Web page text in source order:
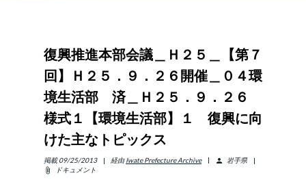
info_outline リソース
アバウト
ENGLISH
復興推進本部会議＿Ｈ２５＿【第７
回】Ｈ２５．９．２６開催＿０４環
境生活部 済＿Ｈ２５．９．２６
様式１【環境生活部】１ 復興に向
けた主なトピックス
掲載 09/25/2013 経由 Iwate Prefecture Archive person
岩手県
attach_file
ドキュメント